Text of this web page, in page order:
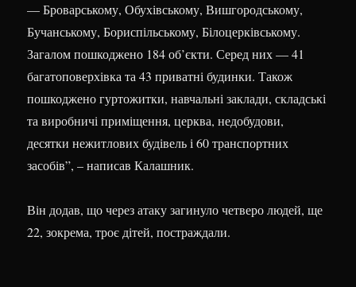
— Броварському, Обухівському, Вишгородському,
Бучанському, Бориспільському, Білоцерківському.
Загалом пошкоджено 184 об’єкти. Серед них — 41
багатоповерхівка та 43 приватні будинки. Також
пошкоджено гуртожитки, навчальні заклади, складські
та виробничі приміщення, церква, недобудови,
десятки нежитлових будівель і 60 транспортних
засобів”, – написав Калашник.
Він додав, що через атаку загинуло четверо людей, ще
22, зокрема, троє дітей, постраждали.